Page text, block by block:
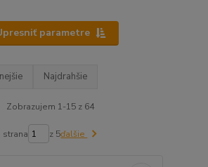
parametre
Najdrahšie
Zobrazujem 1-15 z 64
strana z 5ďalšie